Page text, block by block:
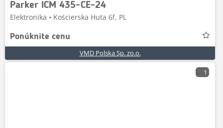
Parker ICM 435-CE-24
Elektronika • Kościerska Huta 6f, PL
Ponúknite cenu
VMD Polska Sp. zo.o.
1